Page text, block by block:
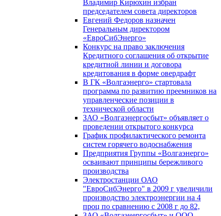
Владимир Кирюхин избран
председателем совета директоров
Евгений Федоров назначен
Генеральным директором
«ЕвроСибЭнерго»
Конкурс на право заключения
Кредитного соглашения об открытие
кредитной линии и договора
кредитования в форме овердрафт
В ГК «Волгаэнерго» стартовала
программа по развитию преемников на
управленческие позиции в
технической области
ЗАО «Волгаэнергосбыт» объявляет о
проведении открытого конкурса
График профилактического ремонта
систем горячего водоснабжения
Предприятия Группы «Волгаэнерго»
осваивают принципы бережливого
производства
Электростанции ОАО
"ЕвроСибЭнерго" в 2009 г увеличили
производство электроэнергии на 4
проц по сравнению с 2008 г до 82,